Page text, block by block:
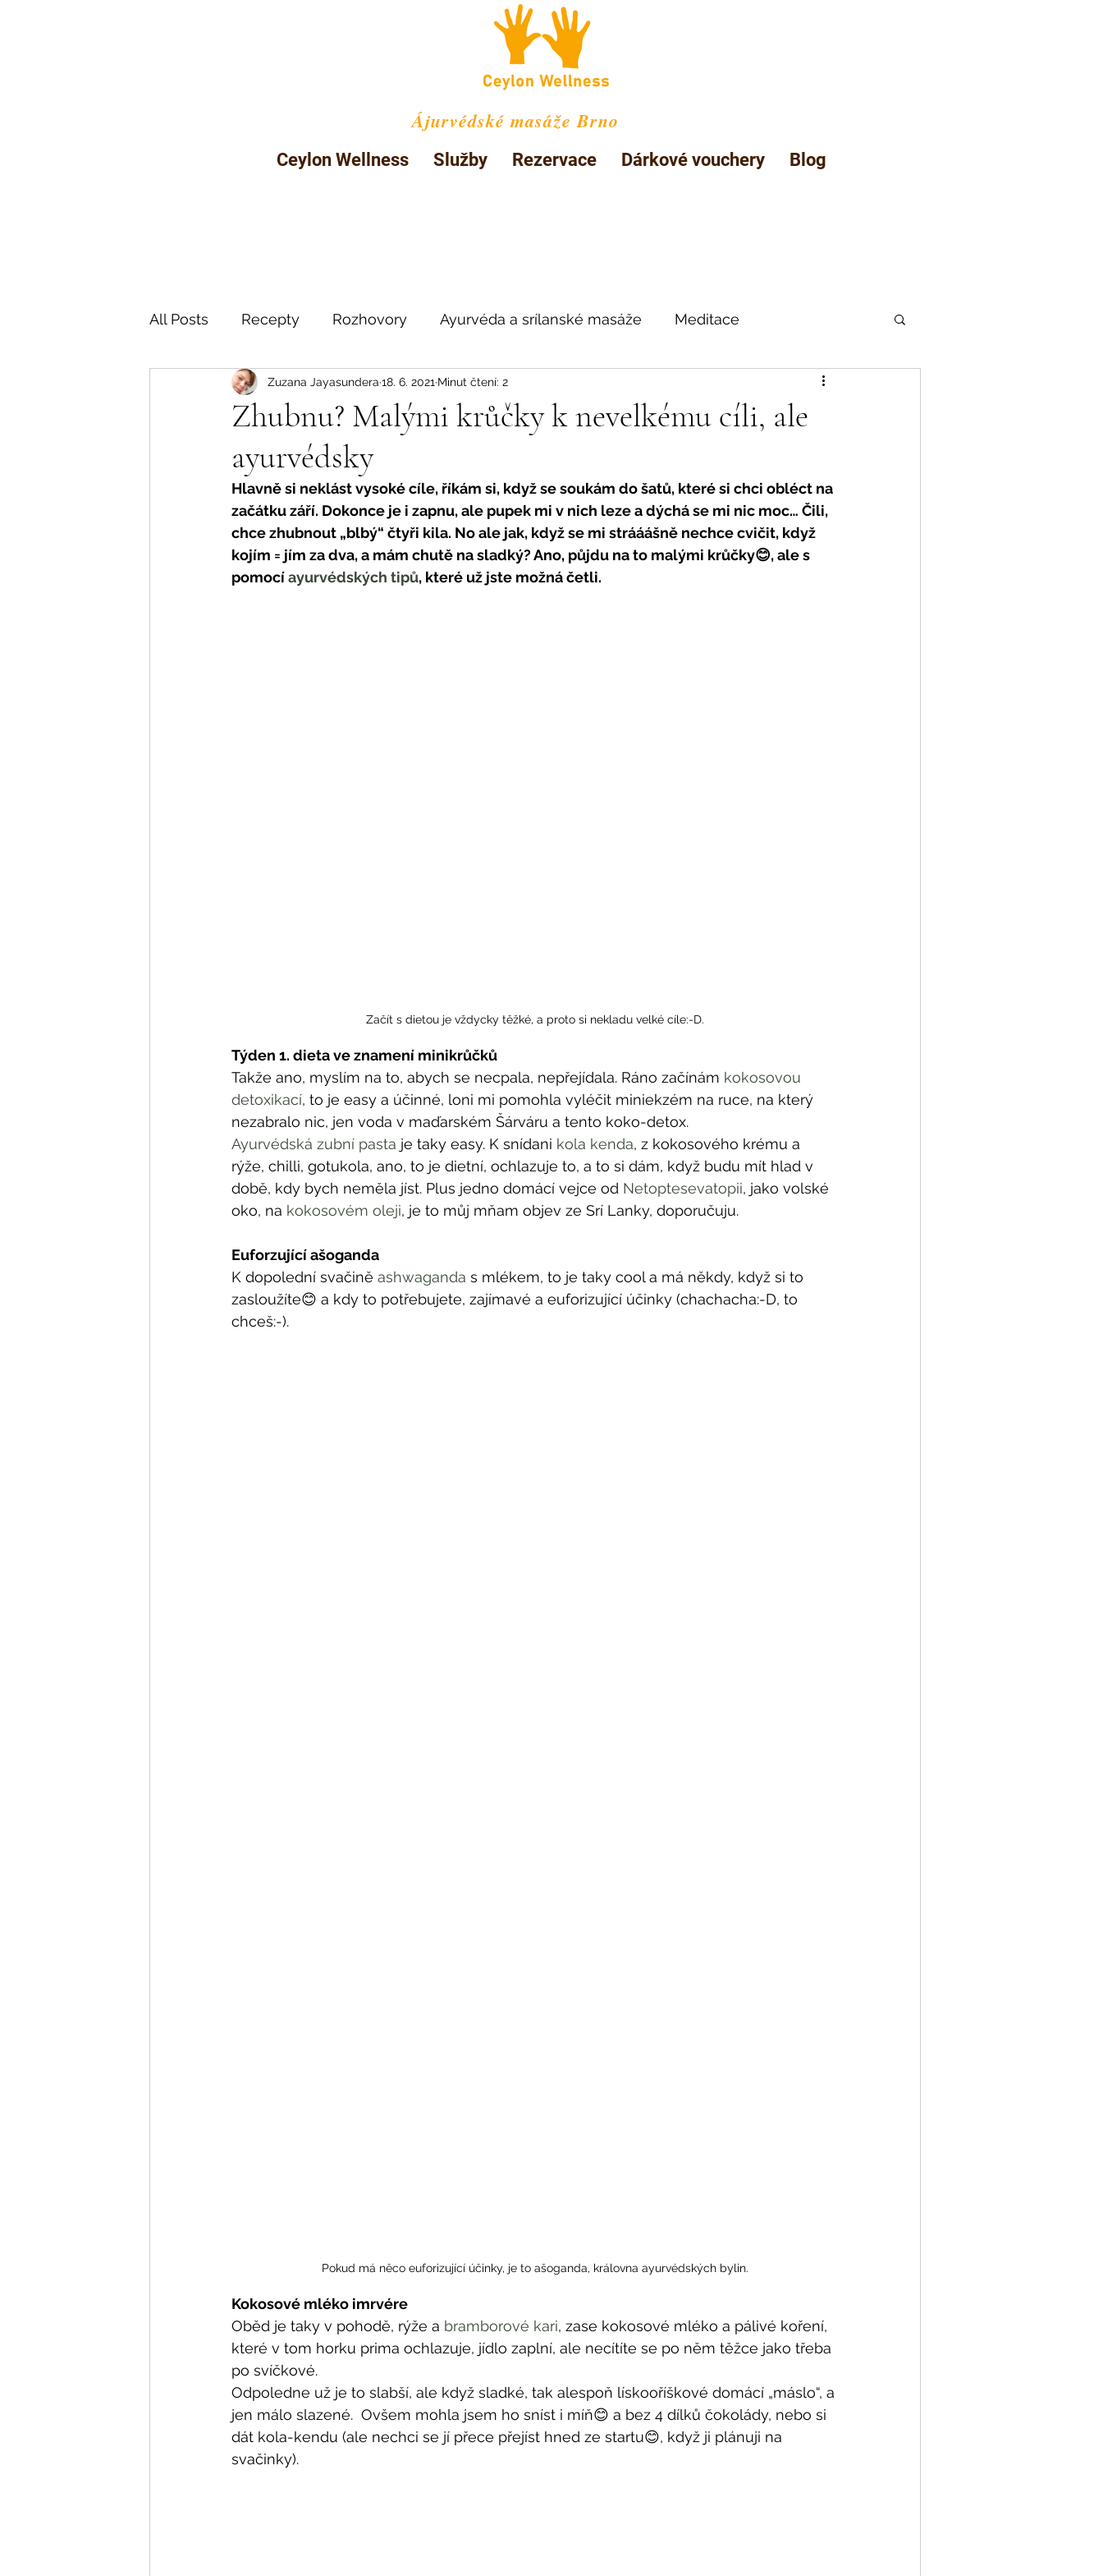
Ájurvédské masáže Brno
Ceylon Wellness Služby Rezervace Dárkové vouchery Blog
All Posts Recepty Rozhovory Ayurvéda a srílanské masáže Meditace
Zhubnu? Malými krůčky k nevelkému cíli, ale
ayurvédsky
Zuzana Jayasundera 18. 6. 2021 Minut čtení: 2
Hlavně si neklást vysoké cíle, říkám si, když se soukám do šatů, které si chci obléct na
začátku září. Dokonce je i zapnu, ale pupek mi v nich leze a dýchá se mi nic moc… Čili,
chce zhubnout „blbý“ čtyři kila. No ale jak, když se mi strááášně nechce cvičit, když
kojím = jím za dva, a mám chutě na sladký? Ano, půjdu na to malými krůčky😊, ale s
pomocí ayurvédských tipů, které už jste možná četli.
Začít s dietou je vždycky těžké, a proto si nekladu velké cíle:-D.
Týden 1. dieta ve znamení minikrůčků
Takže ano, myslím na to, abych se necpala, nepřejídala. Ráno začínám kokosovou
detoxikací, to je easy a účinné, loni mi pomohla vyléčit miniekzém na ruce, na který
nezabralo nic, jen voda v maďarském Šárváru a tento koko-detox.
Ayurvédská zubní pasta je taky easy. K snídani kola kenda, z kokosového krému a
rýže, chilli, gotukola, ano, to je dietní, ochlazuje to, a to si dám, když budu mít hlad v
době, kdy bych neměla jíst. Plus jedno domácí vejce od Netoptesevatopii, jako volské
oko, na kokosovém oleji, je to můj mňam objev ze Srí Lanky, doporučuju.
Euforzující ašoganda
K dopolední svačině ashwaganda s mlékem, to je taky cool a má někdy, když si to
zasloužíte😊 a kdy to potřebujete, zajímavé a euforizující účinky (chachacha:-D, to
chceš:-).
Pokud má něco euforizující účinky, je to ašoganda, královna ayurvédských bylin.
Kokosové mléko imrvére
Oběd je taky v pohodě, rýže a bramborové kari, zase kokosové mléko a pálivé koření,
které v tom horku prima ochlazuje, jídlo zaplní, ale necítíte se po něm těžce jako třeba
po svíčkové.
Odpoledne už je to slabší, ale když sladké, tak alespoň lískooříškové domácí „máslo“, a
jen málo slazené.  Ovšem mohla jsem ho sníst i míň😊 a bez 4 dílků čokolády, nebo si
dát kola-kendu (ale nechci se jí přece přejíst hned ze startu😊, když ji plánuji na
svačinky).